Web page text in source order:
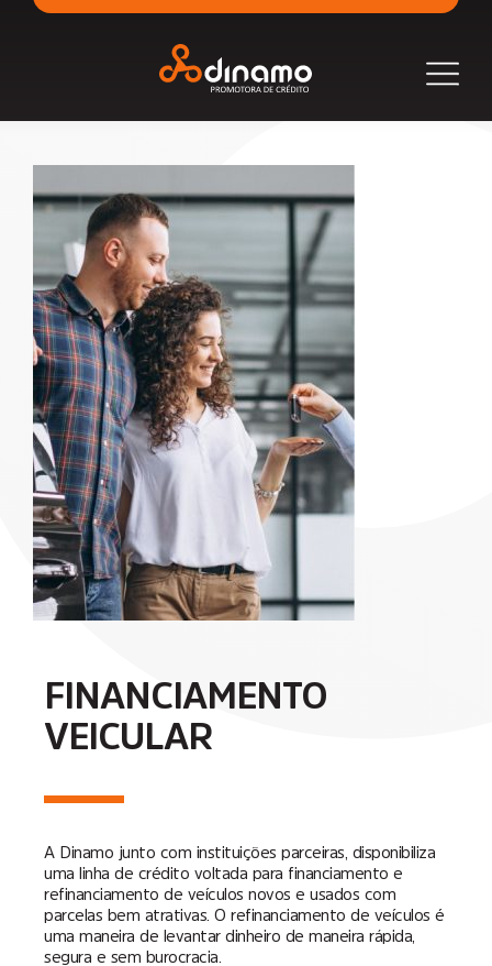
FINANCIAMENTO
VEICULAR
A Dinamo junto com instituições parceiras, disponibiliza
uma linha de crédito voltada para financiamento e
refinanciamento de veículos novos e usados com
parcelas bem atrativas. O refinanciamento de veículos é
uma maneira de levantar dinheiro de maneira rápida,
segura e sem burocracia.